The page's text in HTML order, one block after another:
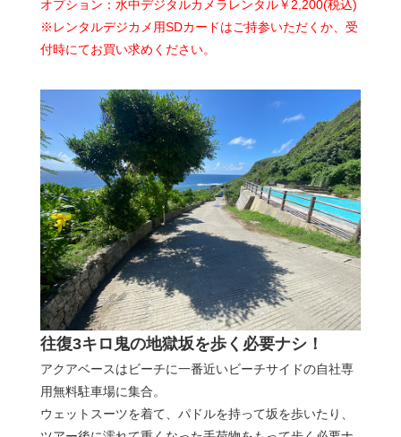
オプション：水中デジタルカメラレンタル￥2,200(税込)
※レンタルデジカメ用SDカードはご持参いただくか、受
付時にてお買い求めください。
往復3キロ鬼の地獄坂を歩く必要ナシ！
アクアベースはビーチに一番近いビーチサイドの自社専
用無料駐車場に集合。
ウェットスーツを着て、パドルを持って坂を歩いたり、